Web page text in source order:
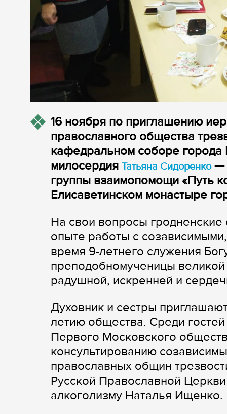
16 ноября по приглашению
православного общества
кафедральном соборе города
милосердия Татьяна Сидоренко—
группы взаимопомощи «Путь
Елисаветинском монастыре
На свои вопросы
опыте работы с
время 9-летнего служения
преподобномученицы
радушной, искренней и
Духовник и сестры
летию общества. Среди
Первого Московского
консультированию
православных общин
Русской Православной
алкоголизму Наталья Ищенко.